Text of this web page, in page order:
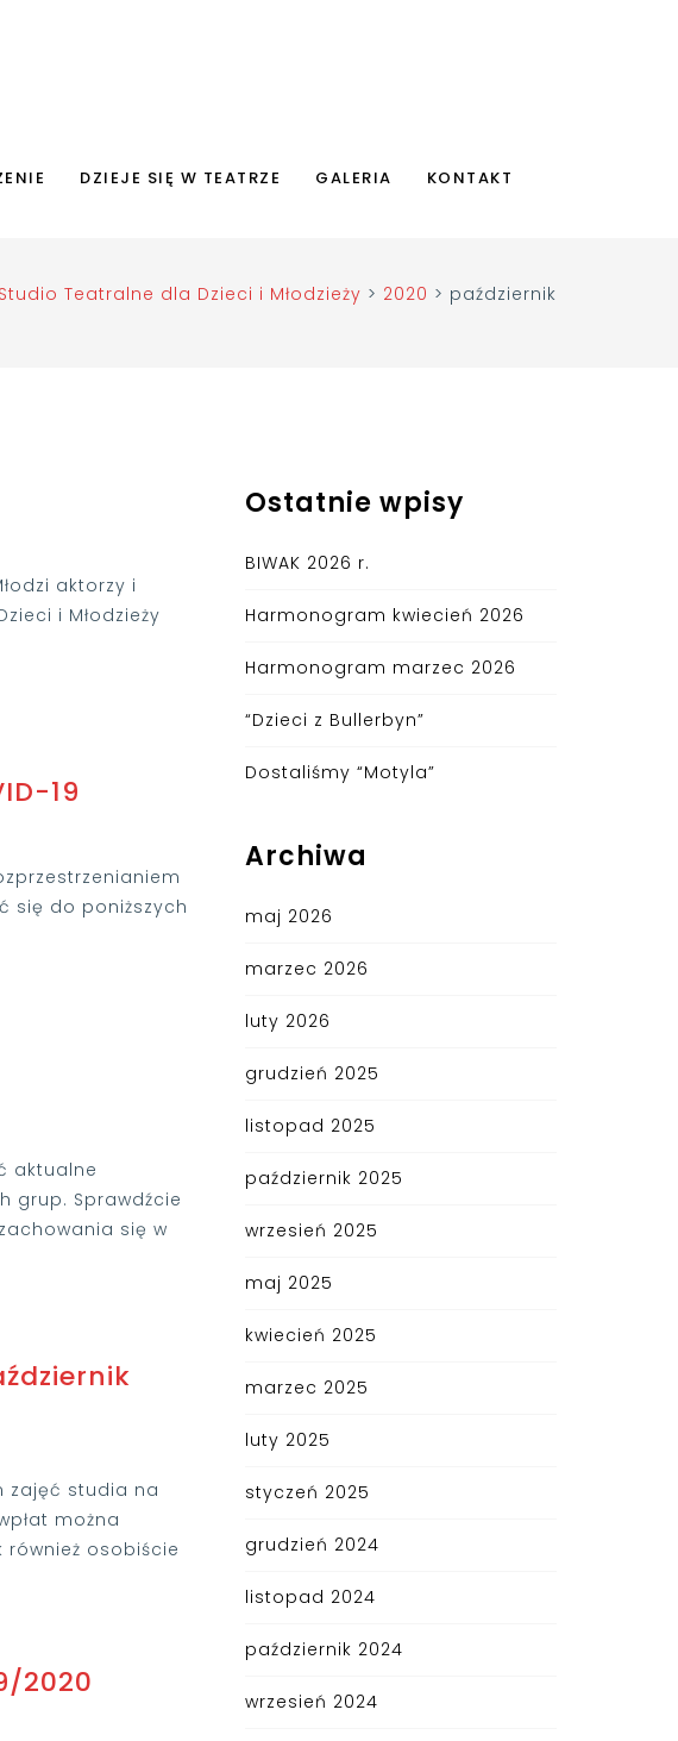
DZIEJE SIĘ W TEATRZE GALERIA KONTAKT
Studio Teatralne dla Dzieci i Młodzieży > 2020 > październik
aktorzy i
i Młodzieży
19
się do poniższych
aktualne
grup. Sprawdźcie
się w
zajęć studia na
można
osobiście
2020
Ostatnie wpisy
BIWAK 2026 r.
Harmonogram kwiecień 2026
Harmonogram marzec 2026
“Dzieci z Bullerbyn”
Dostaliśmy “Motyla”
Archiwa
maj 2026
marzec 2026
luty 2026
grudzień 2025
listopad 2025
październik 2025
wrzesień 2025
maj 2025
kwiecień 2025
marzec 2025
luty 2025
styczeń 2025
grudzień 2024
listopad 2024
październik 2024
wrzesień 2024